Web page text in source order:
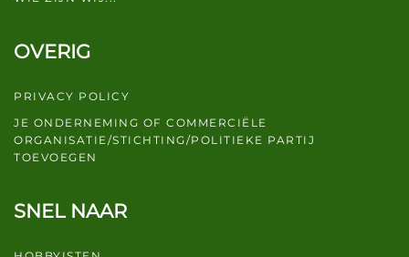
OVERIG
PRIVACY POLICY
JE ONDERNEMING OF COMMERCIËLE
ORGANISATIE/STICHTING/POLITIEKE PARTIJ
TOEVOEGEN
SNEL NAAR